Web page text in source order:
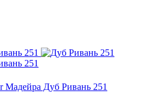
Мадейра Дуб Ривань 251